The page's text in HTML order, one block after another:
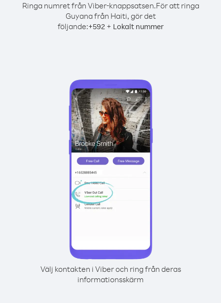
Ringa numret från Viber-knappsatsen.För att ringa
Guyana från Haiti, gör det
följande:+592+ Lokalt nummer
Välj kontakten i Viber och ring från deras
informationsskärm